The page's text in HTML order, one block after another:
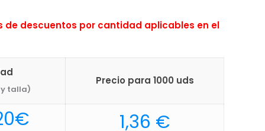
de descuentos por cantidad aplicables en el
talla)
Precio para 1000 uds
€ 1,36 €